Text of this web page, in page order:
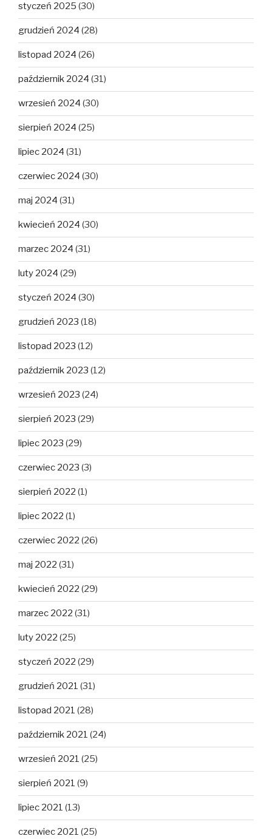
styczeń 2025 (30)
grudzień 2024 (28)
listopad 2024 (26)
październik 2024 (31)
wrzesień 2024 (30)
sierpień 2024 (25)
lipiec 2024 (31)
czerwiec 2024 (30)
maj 2024 (31)
kwiecień 2024 (30)
marzec 2024 (31)
luty 2024 (29)
styczeń 2024 (30)
grudzień 2023 (18)
listopad 2023 (12)
październik 2023 (12)
wrzesień 2023 (24)
sierpień 2023 (29)
lipiec 2023 (29)
czerwiec 2023 (3)
sierpień 2022 (1)
lipiec 2022 (1)
czerwiec 2022 (26)
maj 2022 (31)
kwiecień 2022 (29)
marzec 2022 (31)
luty 2022 (25)
styczeń 2022 (29)
grudzień 2021 (31)
listopad 2021 (28)
październik 2021 (24)
wrzesień 2021 (25)
sierpień 2021 (9)
lipiec 2021 (13)
czerwiec 2021 (25)